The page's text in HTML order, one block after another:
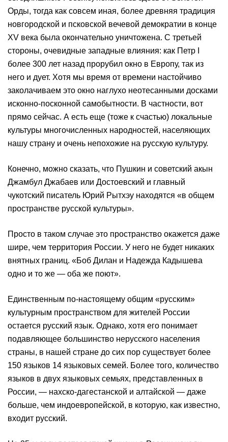
Орды, тогда как совсем иная, более древняя традиция
новгородской и псковской вечевой демократии в конце
ХV века была окончательно уничтожена. С третьей
стороны, очевидные западные влияния: как Петр I
более 300 лет назад прорубил окно в Европу, так из
него и дует. Хотя мы время от времени настойчиво
заколачиваем это окно наглухо неотесанными досками
исконно-посконной самобытности. В частности, вот
прямо сейчас. А есть еще (тоже к счастью) локальные
культуры многочисленных народностей, населяющих
нашу страну и очень непохожие на русскую культуру.
Конечно, можно сказать, что Пушкин и советский акын
Джамбул Джабаев или Достоевский и главный
чукотский писатель Юрий Рытхэу находятся «в общем
пространстве русской культуры».
Просто в таком случае это пространство окажется даже
шире, чем территория России. У него не будет никаких
внятных границ. «Боб Дилан и Надежда Кадышева
одно и то же — оба же поют».
Единственным по-настоящему общим «русским»
культурным пространством для жителей России
остается русский язык. Однако, хотя его понимает
подавляющее большинство нерусского населения
страны, в нашей стране до сих пор существует более
150 языков 14 языковых семей. Более того, количество
языков в двух языковых семьях, представленных в
России, — нахско-дагестанской и алтайской — даже
больше, чем индоевропейской, в которую, как известно,
входит русский.